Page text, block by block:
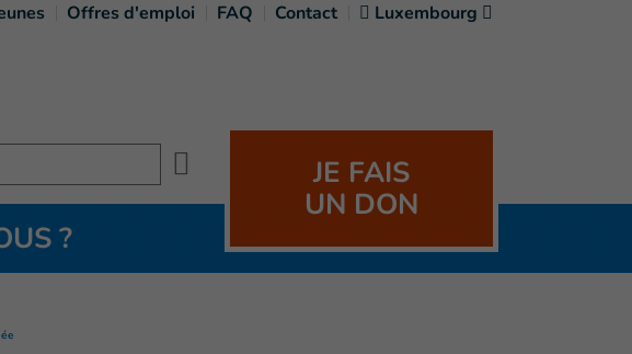
Offres d'emploi FAQ Contact Luxembourg
JE FAIS
UN DON
?